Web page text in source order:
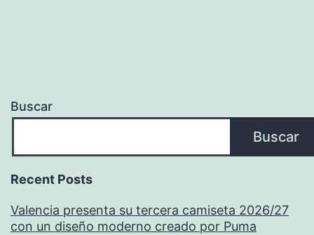
Buscar
Buscar
Recent Posts
Valencia presenta su tercera camiseta 2026/27
con un diseño moderno creado por Puma